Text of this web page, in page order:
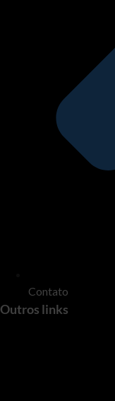
Contato
Outros links